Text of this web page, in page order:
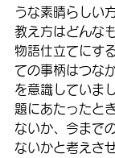
うな素晴らしい
教え方はどんな
物語仕立てにす
ての事柄はつな
を意識していま
題にあたったと
ないか、今まで
ないかと考えさ